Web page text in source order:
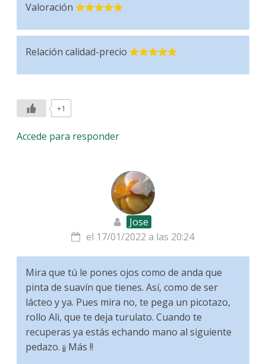
Valoración
Relación calidad-precio
+1
Accede para responder
Jose
el 17/01/2022 a las 20:24
Mira que tú le pones ojos como de anda que
pinta de suavín que tienes. Así, como de ser
lácteo y ya. Pues mira no, te pega un picotazo,
rollo Ali, que te deja turulato. Cuando te
recuperas ya estás echando mano al siguiente
pedazo. ¡¡ Más !!